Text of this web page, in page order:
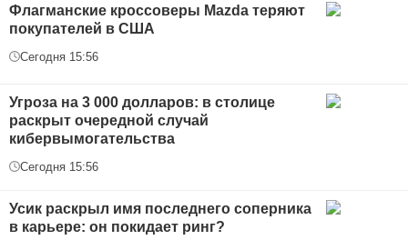
Флагманские кроссоверы Mazda теряют
покупателей в США
Сегодня 15:56
Угроза на 3 000 долларов: в столице
раскрыт очередной случай
кибервымогательства
Сегодня 15:56
Усик раскрыл имя последнего соперника
в карьере: он покидает ринг?